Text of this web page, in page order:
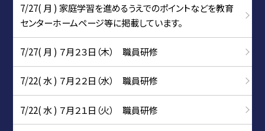
7/27( 月 ) 家庭学習を進めるうえでのポイントなどを教育
センターホームページ等に掲載しています。
7/27( 月 ) ７月２３日（木） 職員研修
7/22( 水 ) ７月２２日（水） 職員研修
7/22( 水 ) ７月２１日（火） 職員研修